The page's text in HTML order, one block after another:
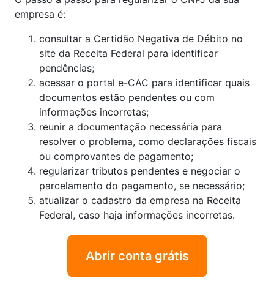
empresa é:
consultar a Certidão Negativa de Débito no
site da Receita Federal para identificar
pendências;
acessar o portal e-CAC para identificar quais
documentos estão pendentes ou com
informações incorretas;
reunir a documentação necessária para
resolver o problema, como declarações fiscais
ou comprovantes de pagamento;
regularizar tributos pendentes e negociar o
parcelamento do pagamento, se necessário;
atualizar o cadastro da empresa na Receita
Federal, caso haja informações incorretas.
Abrir conta grátis